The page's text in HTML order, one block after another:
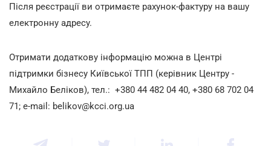
Після реєстрації ви отримаєте рахунок-фактуру на вашу
електронну адресу.
Отримати додаткову інформацію можна в Центрі
підтримки бізнесу Київської ТПП (керівник Центру -
Михайло Беліков), тел.: +380 44 482 04 40, +380 68 702 04
71; e-mail: belikov@kcci.org.ua